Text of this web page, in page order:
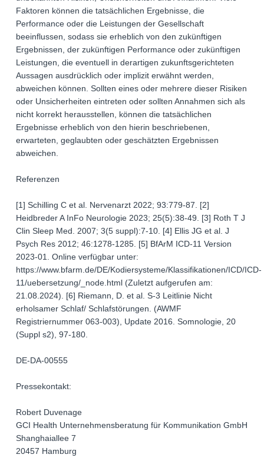
Faktoren können die tatsächlichen Ergebnisse, die
Performance oder die Leistungen der Gesellschaft
beeinflussen, sodass sie erheblich von den zukünftigen
Ergebnissen, der zukünftigen Performance oder zukünftigen
Leistungen, die eventuell in derartigen zukunftsgerichteten
Aussagen ausdrücklich oder implizit erwähnt werden,
abweichen können. Sollten eines oder mehrere dieser Risiken
oder Unsicherheiten eintreten oder sollten Annahmen sich als
nicht korrekt herausstellen, können die tatsächlichen
Ergebnisse erheblich von den hierin beschriebenen,
erwarteten, geglaubten oder geschätzten Ergebnissen
abweichen.
Referenzen
[1] Schilling C et al. Nervenarzt 2022; 93:779-87. [2]
Heidbreder A InFo Neurologie 2023; 25(5):38-49. [3] Roth T J
Clin Sleep Med. 2007; 3(5 suppl):7-10. [4] Ellis JG et al. J
Psych Res 2012; 46:1278-1285. [5] BfArM ICD-11 Version
2023-01. Online verfügbar unter:
https://www.bfarm.de/DE/Kodiersysteme/Klassifikationen/ICD/ICD-
11/uebersetzung/_node.html (Zuletzt aufgerufen am:
21.08.2024). [6] Riemann, D. et al. S-3 Leitlinie Nicht
erholsamer Schlaf/ Schlafstörungen. (AWMF
Registriernummer 063-003), Update 2016. Somnologie, 20
(Suppl s2), 97-180.
DE-DA-00555
Pressekontakt:
Robert Duvenage
GCI Health Unternehmensberatung für Kommunikation GmbH
Shanghaiallee 7
20457 Hamburg